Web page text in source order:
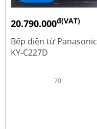
20.790.000đ(VAT)
25.990.000
Bếp điện từ Panasonic
KY-C227D
70